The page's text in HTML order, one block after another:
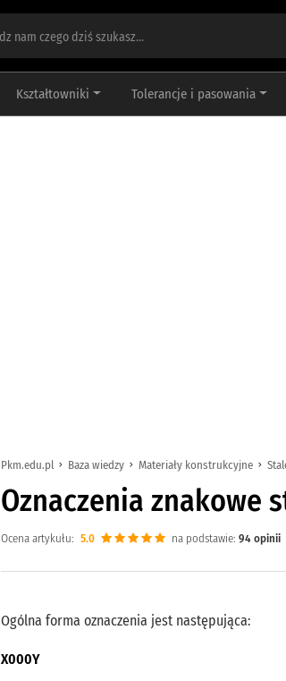
Kształtowniki Tolerancje i pasowania
Pkm.edu.pl Baza wiedzy Materiały konstrukcyjne
Oznaczenia znakowe
Ocena artykułu: 5.0 na podstawie: 94 opinii
Ogólna forma oznaczenia jest następująca:
X000Y